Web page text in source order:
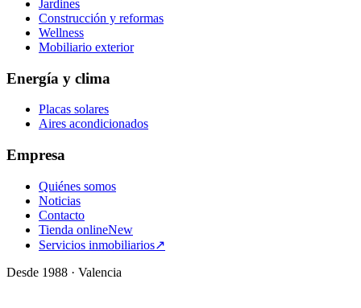
Jardines
Construcción y reformas
Wellness
Mobiliario exterior
Energía y clima
Placas solares
Aires acondicionados
Empresa
Quiénes somos
Noticias
Contacto
Tienda onlineNew
Servicios inmobiliarios↗
Desde 1988 · Valencia